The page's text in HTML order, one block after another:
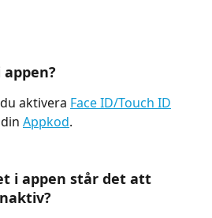
aktivera Face ID/Touch ID
Appkod.
i appen står det att